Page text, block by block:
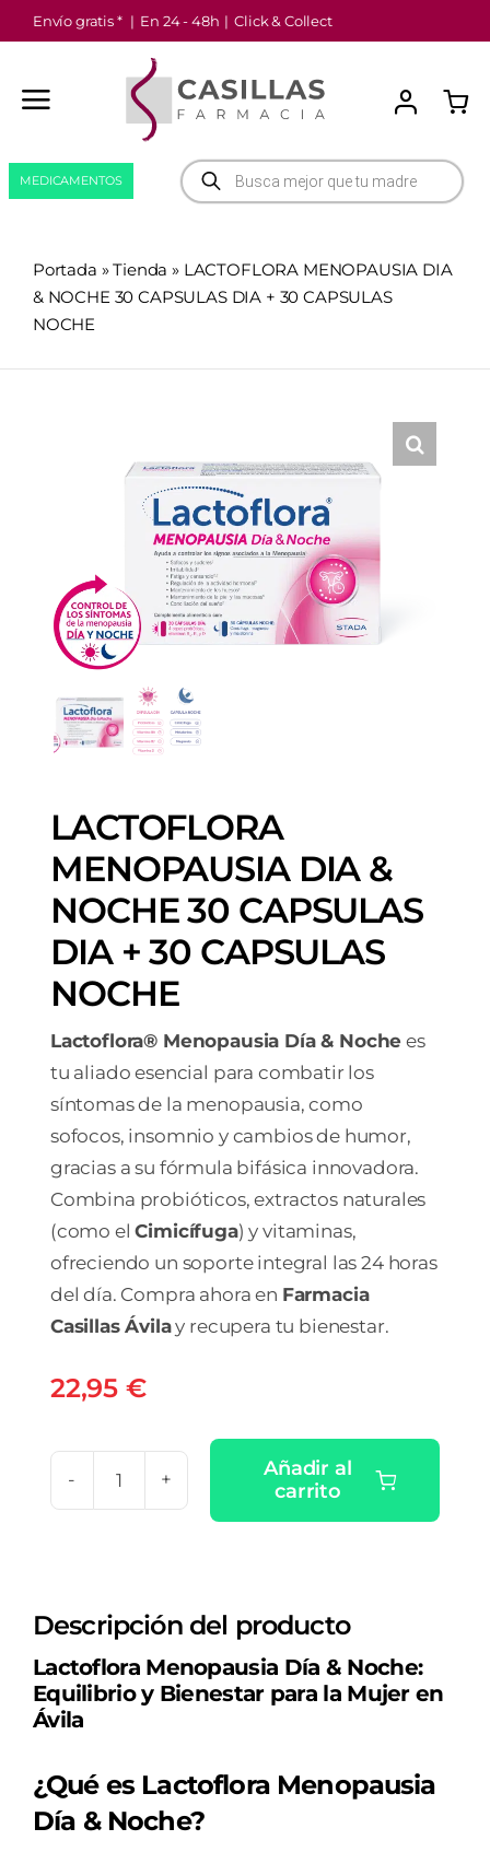
Saltar
al
Envío gratis * | En 24 - 48h | Click & Collect
Búsqueda
de
productos
MEDICAMENTOS
Portada »Tienda » LACTOFLORA MENOPAUSIA DIA
& NOCHE 30 CAPSULAS DIA + 30 CAPSULAS
NOCHE
LACTOFLORA
MENOPAUSIA DIA &
NOCHE 30 CAPSULAS
DIA + 30 CAPSULAS
NOCHE
Lactoflora® Menopausia Día & Noche es
tu aliado esencial para combatir los
síntomas de la menopausia, como
sofocos, insomnio y cambios de humor,
gracias a su fórmula bifásica innovadora.
Combina probióticos, extractos naturales
(como elCimicífuga) y vitaminas,
ofreciendo un soporte integral las 24 horas
del día. Compra ahora en Farmacia
Casillas Ávilay recupera tu bienestar.
22,95 €
LACTOFLORA
MENOPAUSIA
NOCHE
CAPSULAS
30
CAPSULAS
Añadir al
carrito
Descripción del producto
Lactoflora Menopausia Día & Noche:
Equilibrio y Bienestar para la Mujer en
Ávila
¿Qué es Lactoflora Menopausia
Día & Noche?